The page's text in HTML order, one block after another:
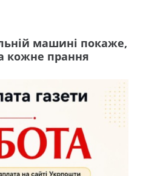
машині покаже,
кожне прання